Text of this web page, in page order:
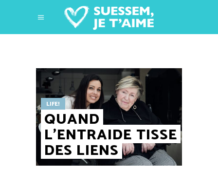
LIFE!
QUAND
L’ENTRAIDE TISSE
DES LIENS